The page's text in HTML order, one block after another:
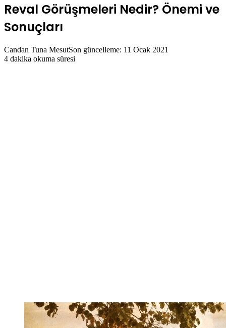
Reval Görüşmeleri Nedir? Önemi ve
Sonuçları
Candan Tuna MesutSon güncelleme: 11 Ocak 2021
4 dakika okuma süresi